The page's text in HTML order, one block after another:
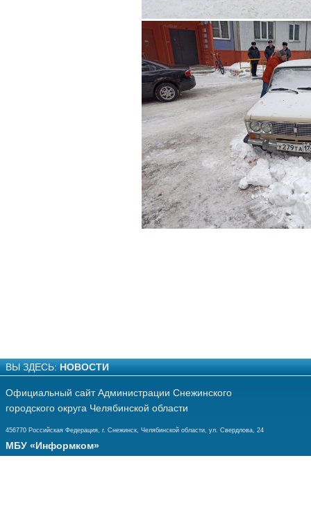
ВЫ ЗДЕСЬ: НОВОСТИ
Официальный сайт Администрации Снежинского
городского округа Челябинской области
456770 Российская Федерация, г. Снежинск, Челябинской области, ул. Свердлова, 24
МБУ «Информком»